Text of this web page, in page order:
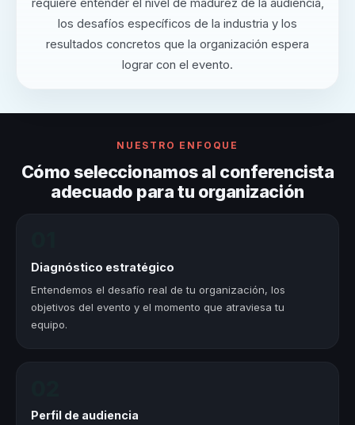
requiere entender el nivel de madurez de la audiencia,
los desafíos específicos de la industria y los
resultados concretos que la organización espera
lograr con el evento.
NUESTRO ENFOQUE
Cómo seleccionamos al conferencista
adecuado para tu organización
Diagnóstico estratégico
Entendemos el desafío real de tu organización, los
objetivos del evento y el momento que atraviesa tu
equipo.
Perfil de audiencia